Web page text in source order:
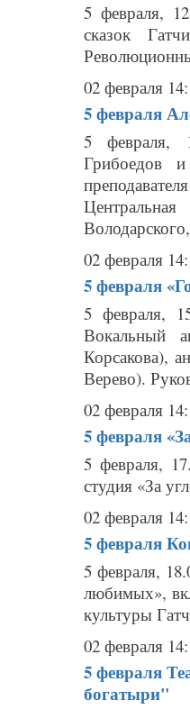
5 февраля,
сказок
02 февраля
5 февраля
5 февраля,
Грибоедов
02 февраля
5 февраля
5 февраля,
Вокальный
Корсакова),
Верево).
02 февраля
5 февраля
5 февраля,
студия «За
02 февраля
5 февраля
5 февраля,
любимых»,
культуры
02 февраля
5 февраля
богатыри"